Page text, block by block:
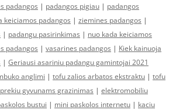
padangos | padangos pigiau | padangos
keiciamos padangos | ziemines padangos |
| padangu pasirinkimas | nuo kada keiciamos
padangos | vasarines padangos | Kiek kainuoja
| Geriausi asariniu padangu gamintojai 2021
anglimi | tofu zalios arbatos ekstraktu | tofu
prekiu gyvunams grazinimas | elektromobiliu
bustui | mini paskolos internetu | kaciu